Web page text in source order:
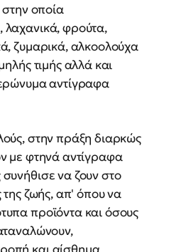
οποία
φρούτα,
ζυμαρικά, αλκοολούχα
τιμής αλλά και
αντίγραφα
στην πράξη διαρκώς
με φτηνά αντίγραφα
να ζουν στο
της ζωής, απ' όπου να
προϊόντα και όσους